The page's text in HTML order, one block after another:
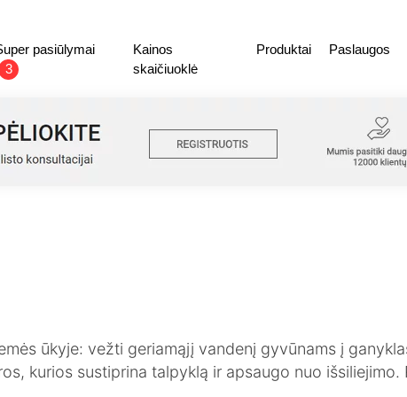
pasiūlymai
3
Kainos
skaičiuoklė
Produktai Paslaugos
ūkyje: vežti geriamąjį vandenį gyvūnams į
kurios sustiprina talpyklą ir apsaugo nuo